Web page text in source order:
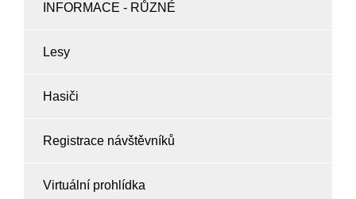
INFORMACE - RŮZNÉ
Lesy
Hasiči
Registrace návštěvníků
Virtuální prohlídka